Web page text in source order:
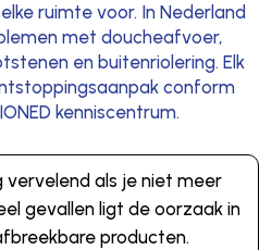
ruimte voor. In Nederland
met doucheafvoer,
en buitenriolering. Elk
conform
kenniscentrum.
vervelend als je niet meer
gevallen ligt de oorzaak in
producten.